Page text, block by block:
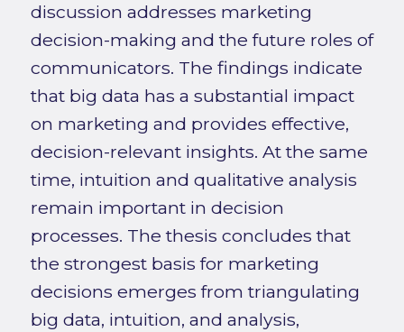
discussion addresses marketing
decision-making and the future roles of
communicators. The findings indicate
that big data has a substantial impact
on marketing and provides effective,
decision-relevant insights. At the same
time, intuition and qualitative analysis
remain important in decision
processes. The thesis concludes that
the strongest basis for marketing
decisions emerges from triangulating
big data, intuition, and analysis,